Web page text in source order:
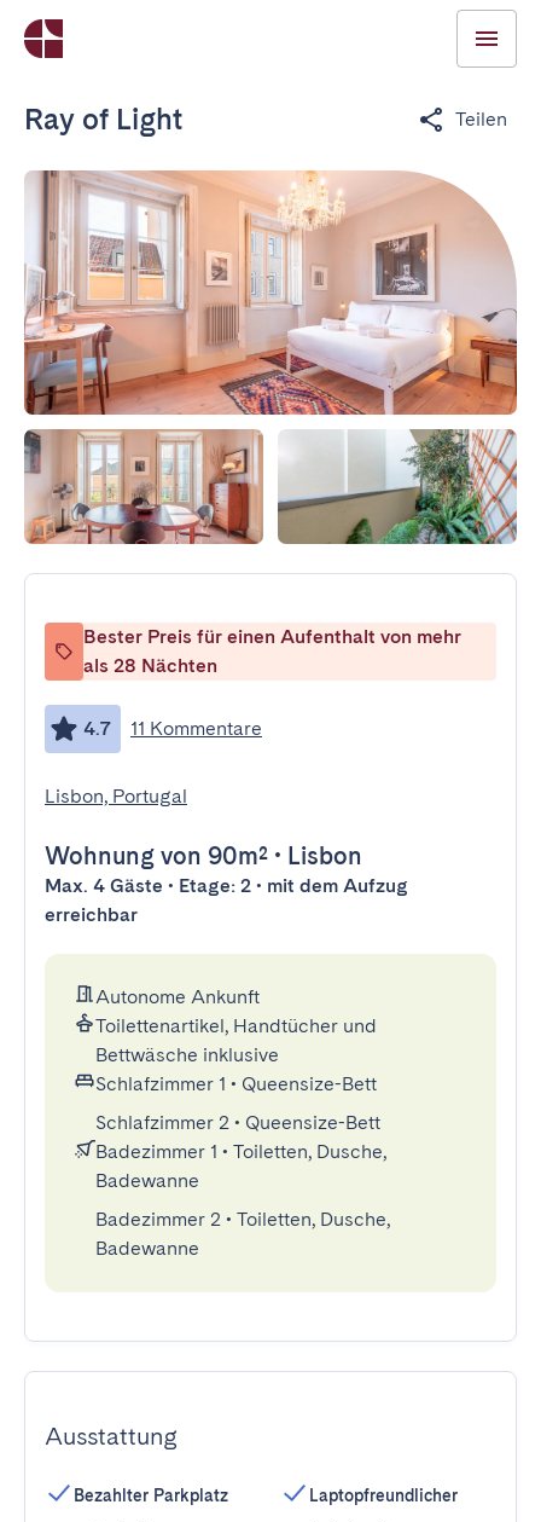
Ray of Light Teilen
Bester Preis für einen Aufenthalt von mehr
als 28 Nächten
4.7 11 Kommentare
Lisbon, Portugal
Wohnung von 90m² • Lisbon
Max. 4 Gäste • Etage: 2 • mit dem Aufzug
erreichbar
Autonome Ankunft
Toilettenartikel, Handtücher und
Bettwäsche inklusive
Schlafzimmer 1 • Queensize-Bett
Schlafzimmer 2 • Queensize-Bett
Badezimmer 1 • Toiletten, Dusche,
Badewanne
Badezimmer 2 • Toiletten, Dusche,
Badewanne
Ausstattung
Bezahlter Parkplatz
Laptopfreundlicher